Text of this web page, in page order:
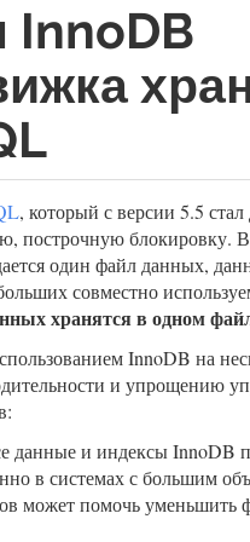
InnoDB
, который с версии 5.5
построчную блокировку.
один файл данных,
совместно
хранятся в одном
InnoDB на
и упрощению
данные и индексы InnoDB
в системах с большим
может помочь